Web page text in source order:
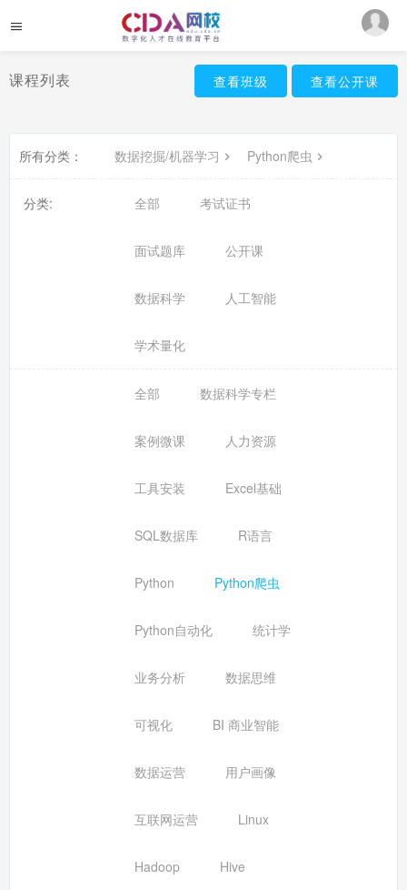
课程列表 查看班级 查看公开课
所有分类： 数据挖掘/机器学习 Python爬虫
分类: 全部 考试证书
面试题库 公开课
数据科学 人工智能
学术量化
全部 数据科学专栏
案例微课 人力资源
工具安装 Excel基础
SQL数据库 R语言
Python Python爬虫
Python自动化 统计学
业务分析 数据思维
可视化 BI 商业智能
数据运营 用户画像
互联网运营 Linux
Hadoop Hive